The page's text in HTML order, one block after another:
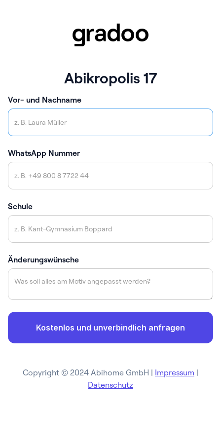
Abikropolis 17
Vor- und Nachname
WhatsApp Nummer
Schule
Änderungswünsche
Copyright © 2024 Abihome GmbH | Impressum |
Datenschutz